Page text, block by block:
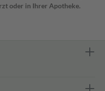
oder in Ihrer Apotheke.